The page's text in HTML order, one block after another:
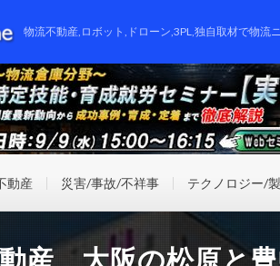
物流不動産,ロボット,ドローン,3PL,独自取材で物流
動産 災害/事故/不祥事 テクノロジー/
産、大阪の松原と